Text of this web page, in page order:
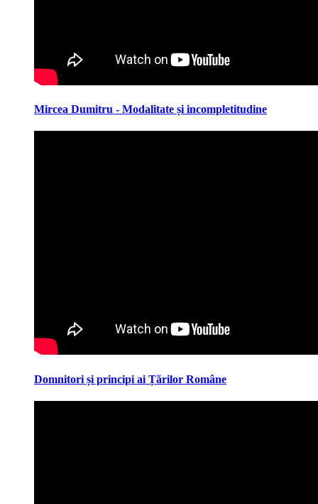
Mircea Dumitru - Modalitate și incompletitudine
Domnitori și principi ai Țărilor Române